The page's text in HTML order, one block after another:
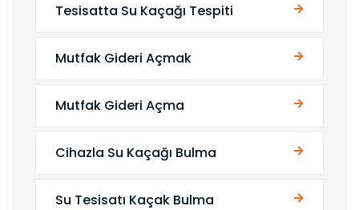
Tesisatta Su Kaçağı Tespiti
Mutfak Gideri Açmak
Mutfak Gideri Açma
Cihazla Su Kaçağı Bulma
Su Tesisatı Kaçak Bulma